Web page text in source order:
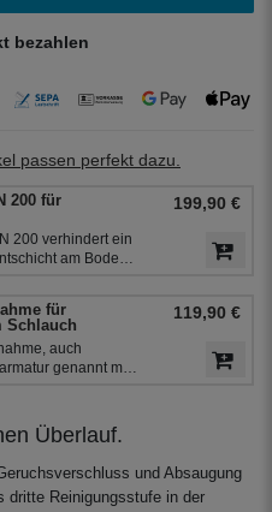
bezahlen
passen perfekt dazu.
200 für
200 verhindert ein
am Boden
Der beruhigte
in der
199,90 €
für
Schlauch
auch
genannt mit
ist für den
32 mm
119,90 €
Überlauf.
und Absaugung
dritte Reinigungsstufe in der